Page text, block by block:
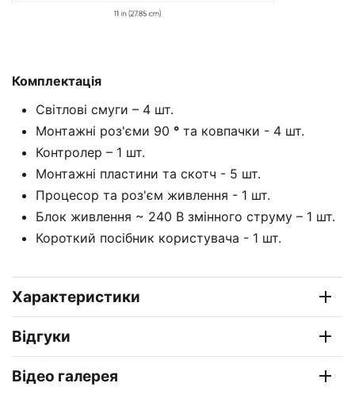
Комплектація
Світлові смуги – 4 шт.
Монтажні роз'єми 90 ° та ковпачки - 4 шт.
Контролер – 1 шт.
Монтажні пластини та скотч - 5 шт.
Процесор та роз'єм живлення - 1 шт.
Блок живлення ~ 240 В змінного струму – 1 шт.
Короткий посібник користувача - 1 шт.
Характеристики
Відгуки
Відео галерея